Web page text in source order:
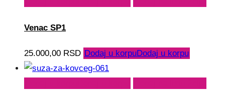
Venac SP1
25.000,00 RSD Dodaj u korpuDodaj u korpu